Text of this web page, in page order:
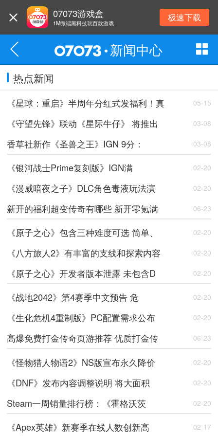
07073游戏盒
1M微端黑科技玩百款游戏 极速下载
新闻中心
热点新闻
《星球：重启》半周年分红式发福利！真 05-15
《守望先锋》联动《星际牛仔》 将推出 03-08
香草社新作《圣兽之王》IGN 9分： 03-08
《银河战士Prime复刻版》IGN满 02-20
《漫威暗夜之子》DLC角色毒液玩法演 02-20
新开的福利超变传奇有哪些 新开零氪满 06-23
《原子之心》包含三种难度可选 简单、 02-20
《八方旅人2》有丰富的支线和探索内容 02-20
《原子之心》开发者版本泄露 未包含D 02-20
《战地2042》第4赛季中文预告 危 02-20
《生化危机4重制版》PC配置需求公布 02-20
高爆免费打金传奇页游推荐 优质打金传 06-23
《怪物猎人物语2》NS版宣布永久降价 02-20
《DNF》发布内容调整说明 将大面积 02-20
Steam一周销量排行榜：《霍格沃茨 02-20
《Apex英雄》新赛季在线人数创新高 02-17